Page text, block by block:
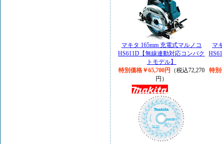
マキタ 165mm 充電式マルノコ
HS611D【無線連動対応コンパク
トモデル】
特別価格￥65,700円
（税込72,270
円）
マ
特別